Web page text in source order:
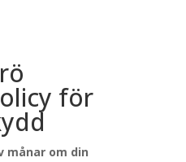
för
månar om din